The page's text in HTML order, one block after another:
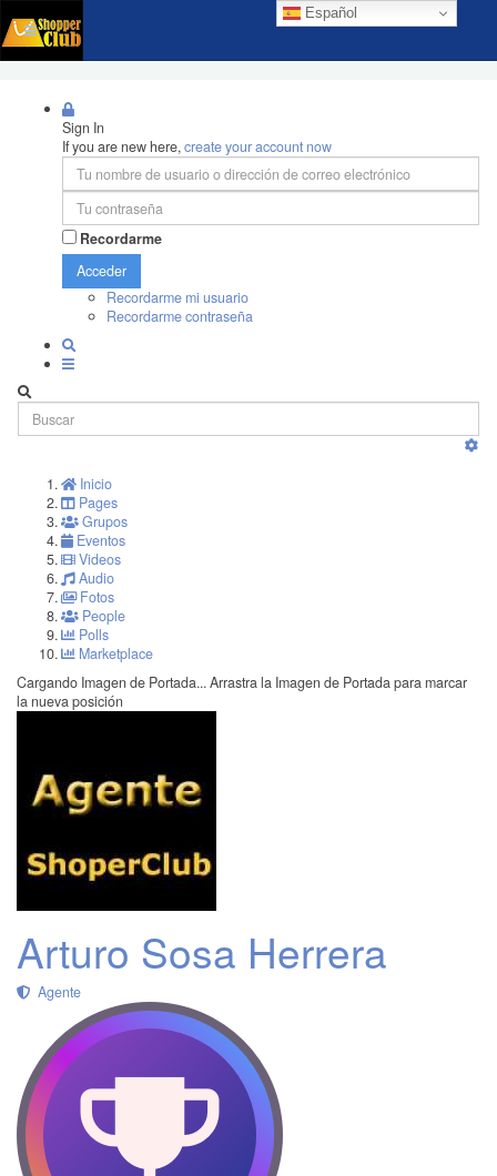
Español
Sign In
If you are new here,create your account now
Recordarme
Acceder
Recordarme mi usuario
Recordarme contraseña
Inicio
Pages
Grupos
Eventos
Videos
Audio
Fotos
People
Polls
Marketplace
Cargando Imagen de Portada... Arrastra la Imagen de Portada para marcar
la nueva posición
Arturo Sosa Herrera
Agente